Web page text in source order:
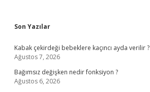
Sidebar
Son Yazılar
Kabak çekirdeği bebeklere kaçıncı ayda verilir ?
Ağustos 7, 2026
Bağımsız değişken nedir fonksiyon ?
Ağustos 6, 2026